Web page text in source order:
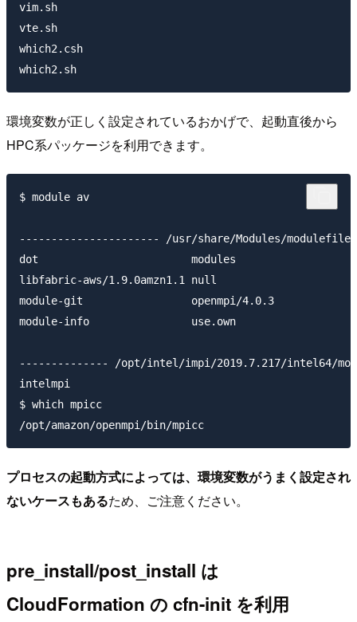
vim.sh
vte.sh
which2.csh
環境変数が正しく設定されているおかげで、起動直後から
HPC系パッケージを利用できます。
$ module av
---------------------- /usr/share/Modules/
dot                        modules
libfabric-aws/1.9.0amzn1.1 null
module-git                 openmpi/4.0.3
module-info                use.own
-------------- /opt/intel/impi/2019.7.217/intel64/
intelmpi
$ which mpicc
プロセスの起動方式によっては、環境変数がうまく設定され
ないケースもあるため、ご注意ください。
pre_install/post_install は
CloudFormation の cfn-init を利用